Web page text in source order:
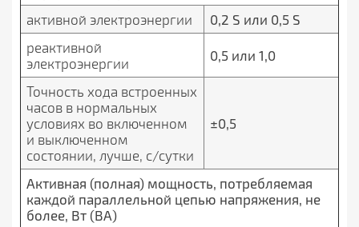
активной электроэнергии
0,2 S или 0,5 S
реактивной
электроэнергии
0,5 или 1,0
Точность хода встроенных
часов в нормальных
условиях во включенном
и выключенном
состоянии, лучше, с/сутки
±0,5
Активная (полная) мощность, потребляемая
каждой параллельной цепью напряжения, не
более, Вт (ВА)